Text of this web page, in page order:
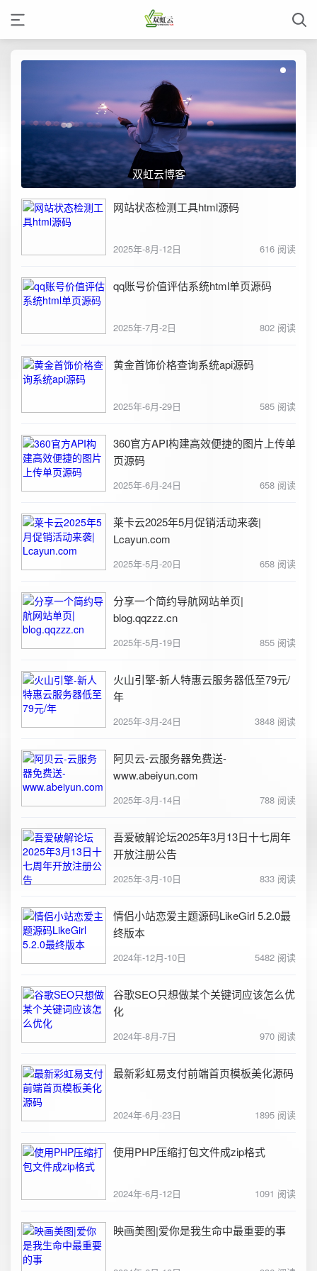
双虹云博客
网站状态检测工具html源码
2025年-8月-12日 616 阅读
qq账号价值评估系统html单页源码
2025年-7月-2日 802 阅读
黄金首饰价格查询系统api源码
2025年-6月-29日 585 阅读
360官方API构建高效便捷的图片上传单
页源码
2025年-6月-24日 658 阅读
莱卡云2025年5月促销活动来袭|
Lcayun.com
2025年-5月-20日 658 阅读
分享一个简约导航网站单页|
blog.qqzzz.cn
2025年-5月-19日 855 阅读
火山引擎-新人特惠云服务器低至79元/
年
2025年-3月-24日 3848 阅读
阿贝云-云服务器免费送-
www.abeiyun.com
2025年-3月-14日 788 阅读
吾爱破解论坛2025年3月13日十七周年
开放注册公告
2025年-3月-10日 833 阅读
情侣小站恋爱主题源码LikeGirl 5.2.0最
终版本
2024年-12月-10日 5482 阅读
谷歌SEO只想做某个关键词应该怎么优
化
2024年-8月-7日 970 阅读
最新彩虹易支付前端首页模板美化源码
2024年-6月-23日 1895 阅读
使用PHP压缩打包文件成zip格式
2024年-6月-12日 1091 阅读
映画美图|爱你是我生命中最重要的事